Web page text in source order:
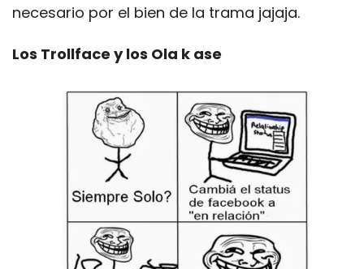
necesario por el bien de la trama jajaja.
Los Trollface y los Ola k ase